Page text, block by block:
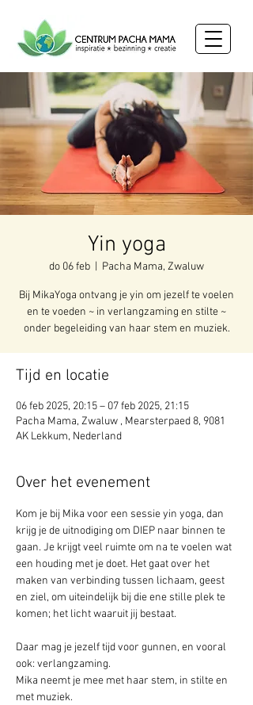
Yin yoga
do 06 feb Pacha Mama, Zwaluw
Bij MikaYoga ontvang je yin om jezelf te voelen
en te voeden ~ in verlangzaming en stilte ~
onder begeleiding van haar stem en muziek.
Tijd en locatie
06 feb 2025, 20:15 – 07 feb 2025, 21:15
Pacha Mama, Zwaluw , Mearsterpaed 8, 9081
AK Lekkum, Nederland
Over het evenement
Kom je bij Mika voor een sessie yin yoga, dan
krijg je de uitnodiging om DIEP naar binnen te
gaan. Je krijgt veel ruimte om na te voelen wat
een houding met je doet. Het gaat over het
maken van verbinding tussen lichaam, geest
en ziel, om uiteindelijk bij die ene stille plek te
komen; het licht waaruit jij bestaat.
Daar mag je jezelf tijd voor gunnen, en vooral
ook: verlangzaming.
Mika neemt je mee met haar stem, in stilte en
met muziek.